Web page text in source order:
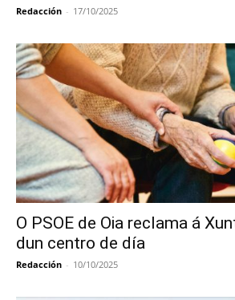
Redacción - 17/10/2025
O PSOE de Oia reclama á
dun centro de día
Redacción - 10/10/2025